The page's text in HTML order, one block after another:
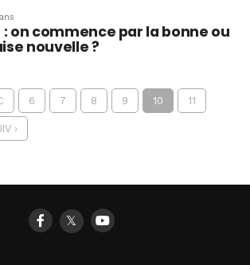
: on commence par la bonne ou
nouvelle ?
6 7 8 9 10 11
›
𝕏